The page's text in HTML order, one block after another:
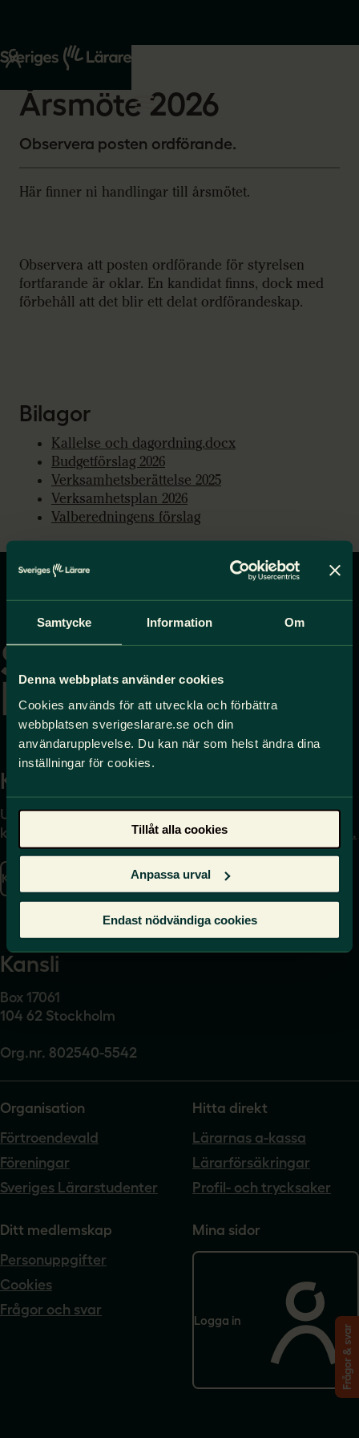
Samtycke Information Om
Denna webbplats använder cookies
Cookies används för att utveckla och förbättra
webbplatsen sverigeslarare.se och din
användarupplevelse. Du kan när som helst ändra dina
inställningar för cookies.
Tillåt alla cookies
Anpassa urval
Endast nödvändiga cookies
Start
Om oss
2026-03-16
Årsmöte 2026
Observera posten ordförande.
Här finner ni handlingar till årsmötet.
Observera att posten ordförande för styrelsen
fortfarande är oklar. En kandidat finns, dock med
förbehåll att det blir ett delat ordförandeskap.
Bilagor
Kallelse och dagordning.docx
Budgetförslag 2026
Verksamhetsberättelse 2025
Verksamhetsplan 2026
Valberedningens förslag
startsidan
Kontakta
Uppgifter om hur du
kontaktar oss finns här.
Kontakta oss
Journalist – du når oss
på press@sverigeslarare.
se
Presskontakt
Kansli
Box 17061
104 62 Stockholm
Org.nr. 802540-5542
Organisation
Förtroendevald
Föreningar
Sveriges Lärarstudenter
Hitta direkt
Lärarnas a-kassa
Lärarförsäkringar
Profil- och trycksaker
Ditt medlemskap
Personuppgifter
Cookies
Frågor och svar
Mina sidor
Logga in
Frågor & svar